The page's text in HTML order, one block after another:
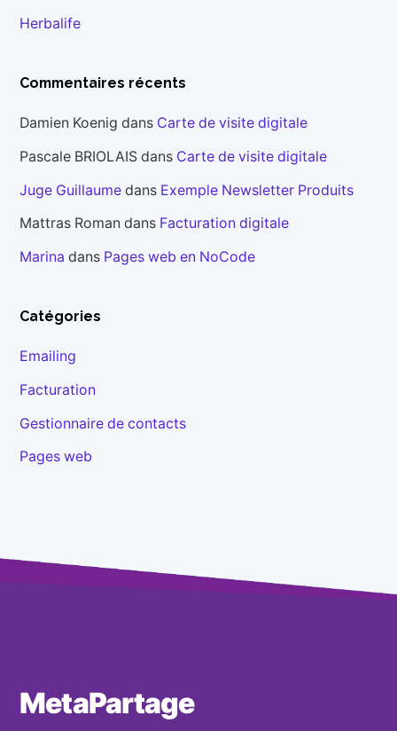
Herbalife
Commentaires récents
Damien Koenig dans Carte de visite digitale
Pascale BRIOLAIS dans Carte de visite digitale
Juge Guillaume dans Exemple Newsletter Produits
Mattras Roman dans Facturation digitale
Marina dans Pages web en NoCode
Catégories
Emailing
Facturation
Gestionnaire de contacts
Pages web
MetaPartage